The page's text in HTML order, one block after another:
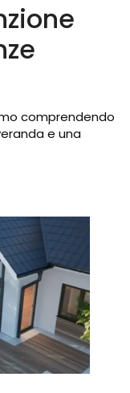
comprendendo
e una